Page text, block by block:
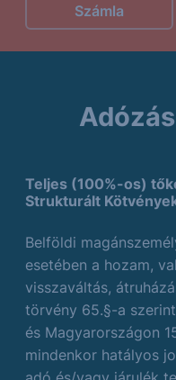
Számla
Teljes (100%-os)
Strukturált
Belföldi
esetében a hozam,
visszaváltás,
törvény 65.§-a
és Magyarországon
mindenkor hatályos